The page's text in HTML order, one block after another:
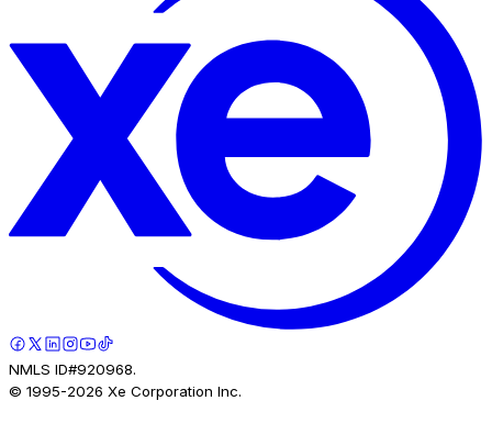
NMLS ID#920968.
© 1995-2026 Xe Corporation Inc.